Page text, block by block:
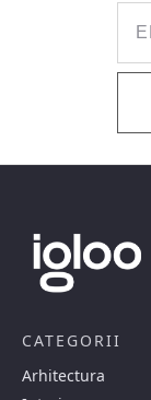
CATEGORII
Arhitectura